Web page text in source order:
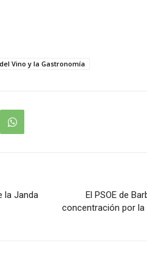
Vino y la Gastronomía
la Janda
El PSOE de
concentración por la